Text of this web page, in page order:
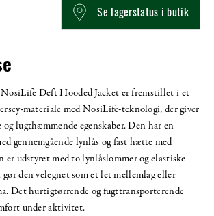
Se lagerstatus i butik
Deft Hooded Jacket er fremstillet i et
materiale med NosiLife-teknologi, der giver
lugthæmmende egenskaber. Den har en
gennemgående lynlås og fast hætte med
er udstyret med to lynlåslommer og elastiske
den velegnet som et let mellemlag eller
Det hurtigtørrende og fugttransporterende
under aktivitet.